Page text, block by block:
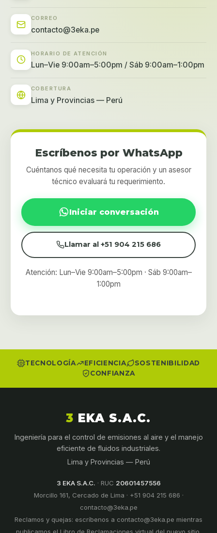
CORREO
contacto@3eka.pe
HORARIO DE ATENCIÓN
Lun–Vie 9:00am–5:00pm / Sáb 9:00am–1:00pm
COBERTURA
Lima y Provincias — Perú
Escríbenos por WhatsApp
Cuéntanos qué necesita tu operación y un asesor
técnico evaluará tu requerimiento.
Iniciar conversación
Llamar al +51 904 215 686
Atención: Lun–Vie 9:00am–5:00pm · Sáb 9:00am–
1:00pm
TECNOLOGÍA EFICIENCIA
SOSTENIBILIDAD
CONFIANZA
3 EKA S.A.C.
Ingeniería para el control de emisiones al aire y el manejo
eficiente de fluidos industriales.
Lima y Provincias — Perú
3 EKA S.A.C. · RUC 20601457556
Morcillo 161, Cercado de Lima · +51 904 215 686 ·
contacto@3eka.pe
Reclamos y quejas: escríbenos a contacto@3eka.pe mientras